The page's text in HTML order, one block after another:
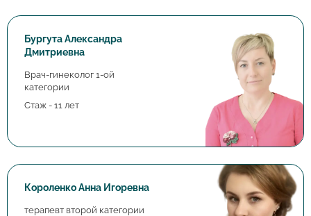
Бургута Александра
Дмитриевна
Врач-гинеколог 1-ой
категории
Стаж - 11 лет
Короленко Анна Игоревна
терапевт второй категории